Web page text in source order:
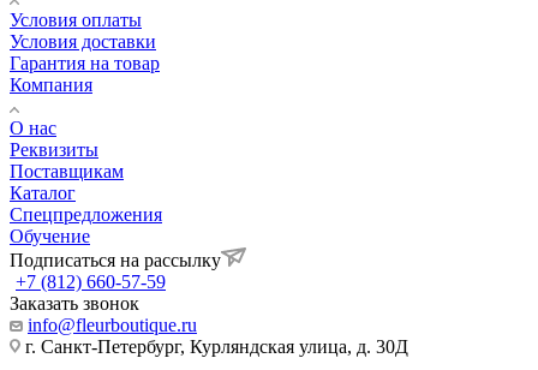
Условия оплаты
Условия доставки
Гарантия на товар
Компания
О нас
Реквизиты
Поставщикам
Каталог
Спецпредложения
Обучение
Подписаться на рассылку
+7 (812) 660-57-59
Заказать звонок
info@fleurboutique.ru
г. Санкт-Петербург, Курляндская улица, д. 30Д